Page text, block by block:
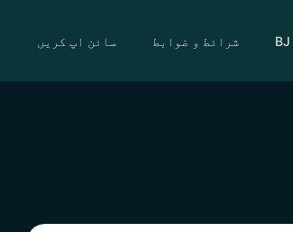
شرائط و ضوابط سائن اپ کریں